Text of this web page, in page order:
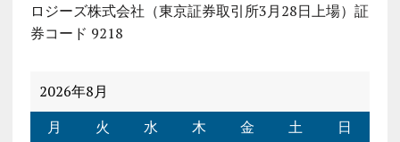
ロジーズ株式会社（東京証券取引所3月28日上場）証
券コード 9218
2026年8月
月
火 水 木 金 土 日